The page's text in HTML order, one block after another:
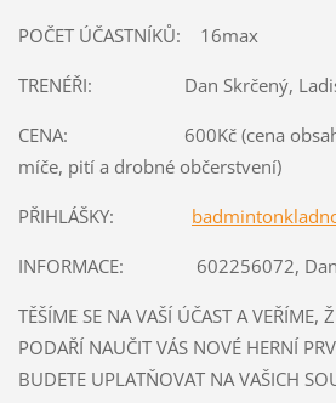
POČET ÚČASTNÍKŮ: 16max
TRENÉŘI: Dan Skrčený,
CENA: 600Kč (cena
míče, pití a drobné občerstvení)
PŘIHLÁŠKY:
INFORMACE: 602256072, Dan
TĚŠÍME SE NA VAŠÍ ÚČAST A VEŘÍME,
PODAŘÍ NAUČIT VÁS NOVÉ HERNÍ
BUDETE UPLATŇOVAT NA VAŠICH